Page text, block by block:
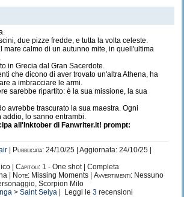
un sacco. Ho Pinterest
così. Non so come
come finiscono le cose
nella serie:
molto profondo.
In lacrime.
in maniera aulica.
due pizze fredde, e tutta la volta celeste.
mare calmo di un autunno mite, in quell'ultima
in Grecia dal Gran Sacerdote.
che dicono di aver trovato un'altra Athena, ha
a imbracciare le armi.
sarebbe ripartito: è la sua missione, la sua
avrebbe trascurato la sua maestra. Ogni
addio, lo sanno entrambi.
all'Inktober di Fanwriter.it! prompt:
Pubblicata: 24/10/25 | Aggiornata: 24/10/25 |
| Capitoli: 1 - One shot | Completa
|
Note: Missing Moments | Avvertimenti: Nessuno
Scorpion Milo
> Saint Seiya | Leggi le 3 recensioni